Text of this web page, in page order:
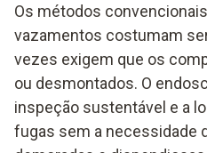
Os métodos
vazamentos costumam
vezes exigem que os
ou desmontados. O
inspeção sustentável e a
fugas sem a necessidade